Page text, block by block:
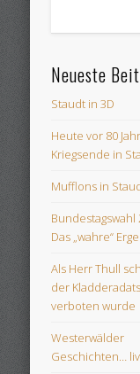
Neueste
Staudt in 3D
Heute vor 80
Kriegsende in
Mufflons in
Bundestagswahl
Das „wahre“
Als Herr Thull
der
verboten wurde
Westerwälder
Geschichten…